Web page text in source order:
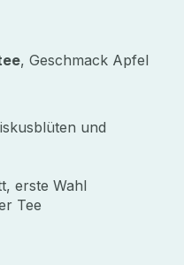
, Geschmack Apfel
und
erste Wahl
Tee